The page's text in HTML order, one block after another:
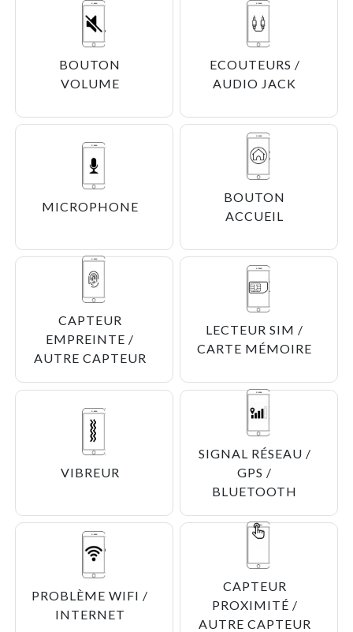
BOUTON
VOLUME
ECOUTEURS /
AUDIO JACK
MICROPHONE
BOUTON
ACCUEIL
CAPTEUR
EMPREINTE /
AUTRE CAPTEUR
LECTEUR SIM /
CARTE MÉMOIRE
VIBREUR
SIGNAL RÉSEAU /
GPS /
BLUETOOTH
PROBLÈME WIFI /
INTERNET
CAPTEUR
PROXIMITÉ /
AUTRE CAPTEUR